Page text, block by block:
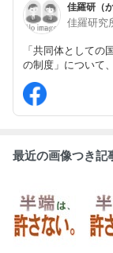
佳羅研（
佳羅研究
「共同体としての
の制度」について
するホームページ
最近の画像つき記